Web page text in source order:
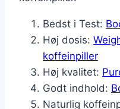
Bedst i Test:
Høj dosis:
koffeinpiller
Høj kvalitet:
Godt indhold:
Naturlig